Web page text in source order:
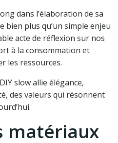
dans l’élaboration de sa
bien plus qu’un simple enjeu
acte de réflexion sur nos
à la consommation et
les ressources.
slow allie élégance,
des valeurs qui résonnent
matériaux